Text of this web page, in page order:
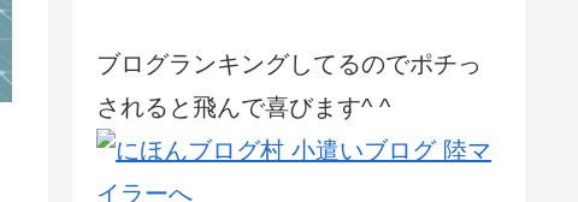
ブログランキングしてるのでポチっ
されると飛んで喜びます^ ^